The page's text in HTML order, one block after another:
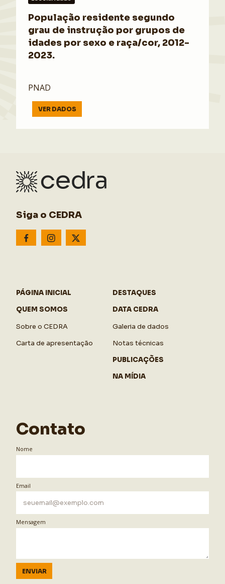
População residente segundo
grau de instrução por grupos de
idades por sexo e raça/cor, 2012-
2023.
PNAD
VER DADOS
Siga o CEDRA
PÁGINA INICIAL
QUEM SOMOS
Sobre o CEDRA
Carta de apresentação
DESTAQUES
DATA CEDRA
Galeria de dados
Notas técnicas
PUBLICAÇÕES
NA MÍDIA
Contato
Nome
Email
Mensagem
ENVIAR